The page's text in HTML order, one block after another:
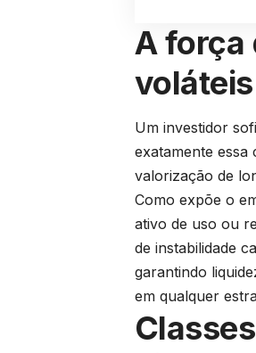
A força
voláteis
Um investidor
exatamente
valorização de
Como expõe o
ativo de uso ou
de instabilidade
garantindo
em qualquer